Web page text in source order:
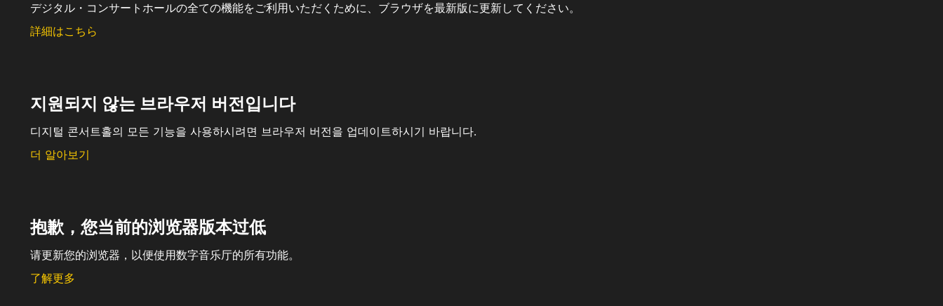
デジタル・コンサートホールの全ての機能をご利用いただくために、ブラウザを最新版に更新してください。
詳細はこちら
지원되지 않는 브라우저 버전입니다
디지털 콘서트홀의 모든 기능을 사용하시려면 브라우저 버전을 업데이트하시기 바랍니다.
더 알아보기
抱歉，您当前的浏览器版本过低
请更新您的浏览器，以便使用数字音乐厅的所有功能。
了解更多